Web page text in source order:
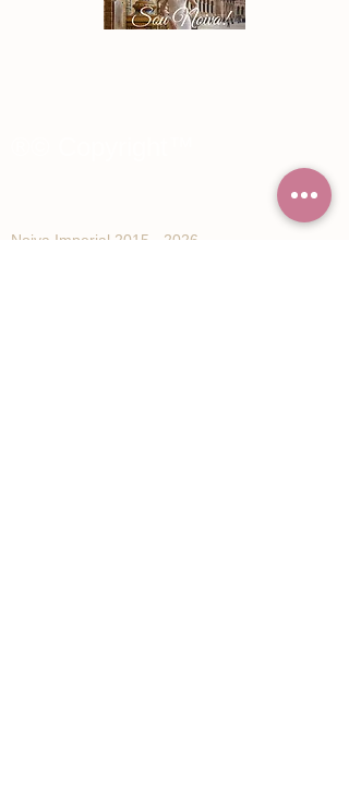
Noiva Imperial 2015 - 2026